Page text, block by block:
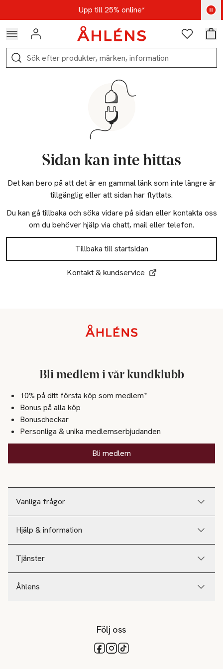
Hoppa till navigationsmenynUpp till 25% online*
Kod: AUG25 - Shoppa nu
Logga in Favoriter
Sök
Sidan kan inte hittas
Det kan bero på att det är en gammal länk som inte längre är
tillgänglig eller att sidan har flyttats.
Du kan gå tillbaka och söka vidare på sidan eller kontakta oss
om du behöver hjälp via chatt, mail eller telefon.
Tillbaka till startsidan
Kontakt & kundservice
Vanliga frågor
Hjälp & information
Tjänster
Åhlens
Bli medlem i vår kundklubb
10% på ditt första köp som medlem*
Bonus på alla köp
Bonuscheckar
Personliga & unika medlemserbjudanden
Bli medlem
Följ oss